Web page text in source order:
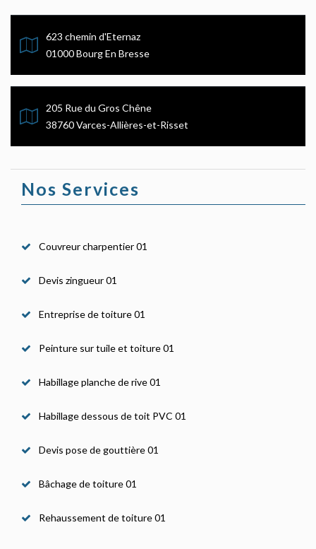
623 chemin d'Eternaz
01000 Bourg En Bresse
205 Rue du Gros Chêne
38760 Varces-Allières-et-Risset
Nos Services
Couvreur charpentier 01
Devis zingueur 01
Entreprise de toiture 01
Peinture sur tuile et toiture 01
Habillage planche de rive 01
Habillage dessous de toit PVC 01
Devis pose de gouttière 01
Bâchage de toiture 01
Rehaussement de toiture 01